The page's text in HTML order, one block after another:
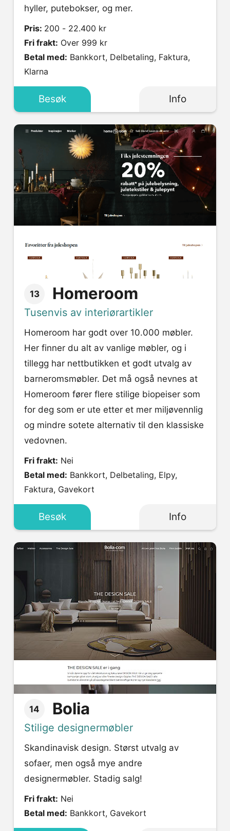
hyller, putebokser, og mer.
Pris: 200 - 22.400 kr
Fri frakt: Over 999 kr
Betal med:
Klarna
Besøk Info
13 Homeroom
Tusenvis av interiørartikler
Homeroom har godt over 10.000 møbler.
Her finner du alt av vanlige møbler, og i
tillegg har nettbutikken et godt utvalg av
barneromsmøbler. Det må også nevnes at
Homeroom fører flere stilige biopeiser som
for deg som er ute etter et mer miljøvennlig
og mindre sotete alternativ til den klassiske
vedovnen.
Fri frakt: Nei
Betal med:
Faktura, Gavekort
Besøk Info
14 Bolia
Stilige designermøbler
Skandinavisk design. Størst utvalg av
sofaer, men også mye andre
designermøbler. Stadig salg!
Fri frakt: Nei
Betal med: Bankkort, Gavekort